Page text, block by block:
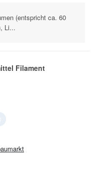
(entspricht ca. 60
Li...
Filament